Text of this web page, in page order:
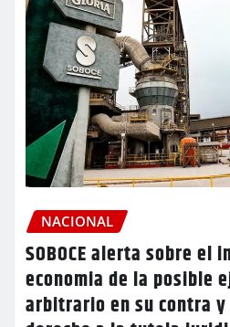
NACIONAL
SOBOCE alerta sobre el
economia de la posible
arbitrario en su contra